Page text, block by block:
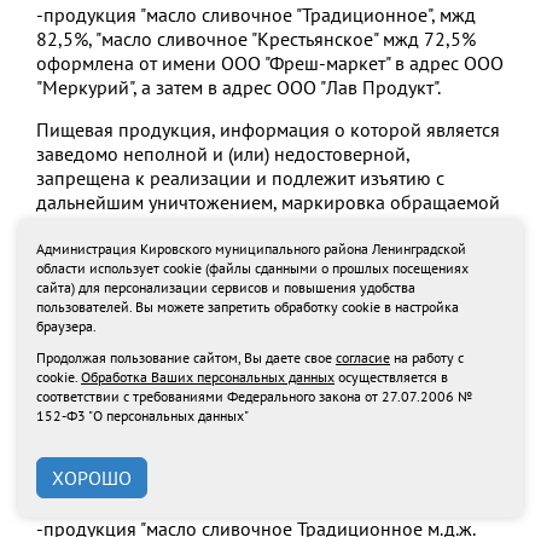
-продукция "масло сливочное "Традиционное", мжд
82,5%, "масло сливочное "Крестьянское" мжд 72,5%
оформлена от имени ООО "Фреш-маркет" в адрес ООО
"Меркурий", а затем в адрес ООО "Лав Продукт".
Пищевая продукция, информация о которой является
заведомо неполной и (или) недостоверной,
запрещена к реализации и подлежит изъятию с
дальнейшим уничтожением, маркировка обращаемой
Роспотребнадзор информирует о выявлении в
обороте продукции ООО "Повал" (ИНН: 6833015549,
площадка ООО "Астра", Архангельская обл.,
Няндомский район, г.Няндома, Красноармейская ул.,
д.2, стр.а), в отношении которой не проведены
процедуры подтверждения (обеспечения)
безопасности, оформленные ветеринарные
содержат ложные сведения о происхождении
продукции и ветеринарно-санитарной экспертизе:
-продукция "масло сливочное Традиционное м.д.ж.
Администрация Кировского муниципального района Ленинградской
области использует cookie (файлы сданными о прошлых посещениях
сайта) для персонализации сервисов и повышения удобства
пользователей. Вы можете запретить обработку cookie в настройка
браузера.
Продолжая пользование сайтом, Вы даете свое согласие на работу с
cookie. Обработка Ваших персональных данных осуществляется в
соответствии с требованиями Федерального закона от 27.07.2006 №
152-Ф3 "О персональных данных"
ХОРОШО